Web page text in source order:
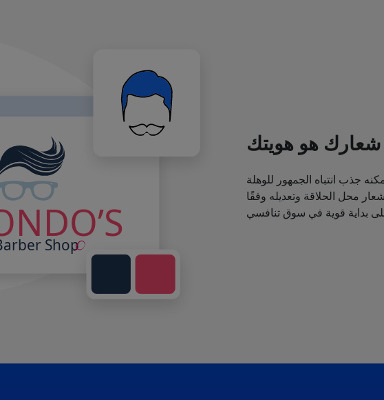
شعارك هو هويتك
جذب انتباه الجمهور للوهلة
محل الحلاقة وتعديله وفقًا
بداية قوية في سوق تنافسي